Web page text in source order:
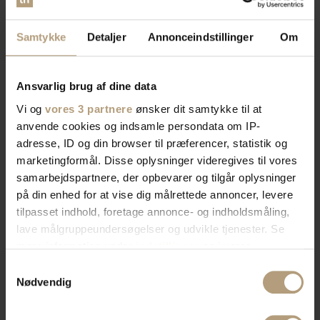
Samtykke Detaljer Annonceindstillinger Om
Ansvarlig brug af dine data
Vi og vores 3 partnere ønsker dit samtykke til at
anvende cookies og indsamle persondata om IP-
adresse, ID og din browser til præferencer, statistik og
marketingformål. Disse oplysninger videregives til vores
samarbejdspartnere, der opbevarer og tilgår oplysninger
på din enhed for at vise dig målrettede annoncer, levere
tilpasset indhold, foretage annonce- og indholdsmåling,
lave målgruppeundersøgelser og udvikle tjenester. Se
tilbage eller ændre indstillinger fra vores
"Cookiedeklaration", eller ved at trykke på "Privacy
Nødvendig